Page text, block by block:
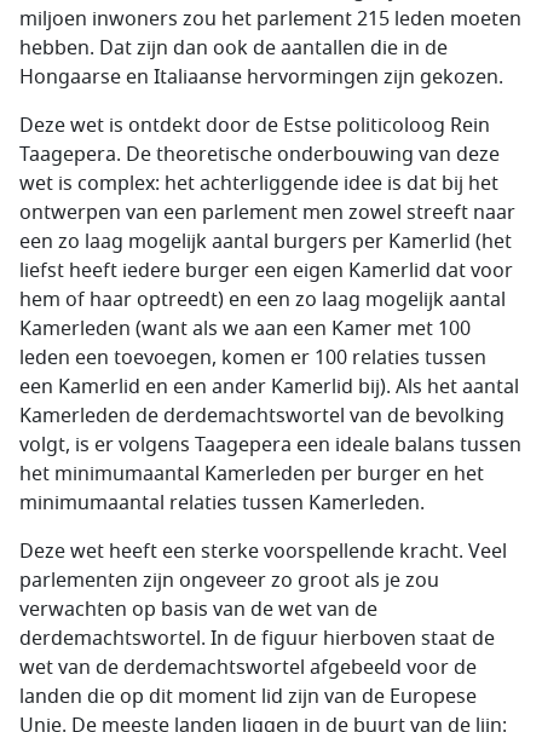
miljoen inwoners zou het parlement 215 leden moeten
hebben. Dat zijn dan ook de aantallen die in de
Hongaarse en Italiaanse hervormingen zijn gekozen.
Deze wet is ontdekt door de Estse politicoloog Rein
Taagepera. De theoretische onderbouwing van deze
wet is complex: het achterliggende idee is dat bij het
ontwerpen van een parlement men zowel streeft naar
een zo laag mogelijk aantal burgers per Kamerlid (het
liefst heeft iedere burger een eigen Kamerlid dat voor
hem of haar optreedt) en een zo laag mogelijk aantal
Kamerleden (want als we aan een Kamer met 100
leden een toevoegen, komen er 100 relaties tussen
een Kamerlid en een ander Kamerlid bij). Als het aantal
Kamerleden de derdemachtswortel van de bevolking
volgt, is er volgens Taagepera een ideale balans tussen
het minimumaantal Kamerleden per burger en het
minimumaantal relaties tussen Kamerleden.
Deze wet heeft een sterke voorspellende kracht. Veel
parlementen zijn ongeveer zo groot als je zou
verwachten op basis van de wet van de
derdemachtswortel. In de figuur hierboven staat de
wet van de derdemachtswortel afgebeeld voor de
landen die op dit moment lid zijn van de Europese
Unie. De meeste landen liggen in de buurt van de lijn: